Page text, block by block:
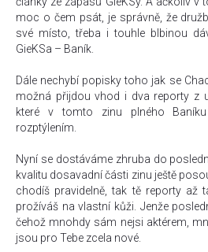
moc o čem psát, je správně, že
své místo, třeba i touhle blbinou
GieKSa – Baník.
Dále nechybí popisky toho jak se
možná přijdou vhod i dva reporty z
které v tomto zinu plného
rozptýlením.
Nyní se dostáváme zhruba do
kvalitu dosavadní části zinu ještě
chodíš pravidelně, tak tě reporty až
prožíváš na vlastní kůži. Jenže
čehož mnohdy sám nejsi aktérem,
jsou pro Tebe zcela nové.